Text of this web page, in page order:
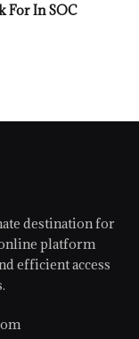
For In SOC
destination for
online platform
efficient access